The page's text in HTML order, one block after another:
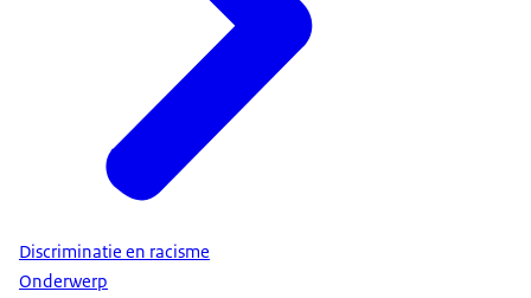
Discriminatie en racisme
Onderwerp